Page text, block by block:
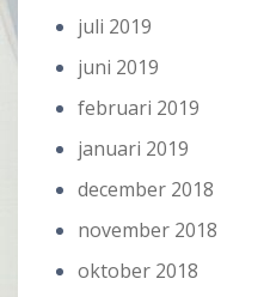
juli 2019
juni 2019
februari 2019
januari 2019
december 2018
november 2018
oktober 2018